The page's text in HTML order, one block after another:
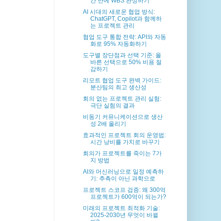
AI 시대의 새로운 협업 방식:
ChatGPT, Copilot과 함께하
는 프로젝트 관리
협업 도구 통합 전략: API와 자동
화로 95% 자동화하기
도구별 장단점과 선택 기준: 올
바른 선택으로 50% 비용 절
감하기
리모트 협업 도구 완벽 가이드:
분산팀의 최고 생산성
회의 없는 프로젝트 관리 실험:
극단 실험의 결과
비동기 커뮤니케이션으로 생산
성 2배 올리기
효과적인 프로젝트 회의 운영법:
시간 낭비를 가치로 바꾸기
회의가 프로젝트를 죽이는 7가
지 방법
AI와 머신러닝으로 일정 예측하
기: 추측이 아닌 과학으로
프로젝트 스코프 검증: 왜 300억
프로젝트가 600억이 되는가?
미래의 프로젝트 최적화 기술:
2025-2030년 무엇이 바뀔